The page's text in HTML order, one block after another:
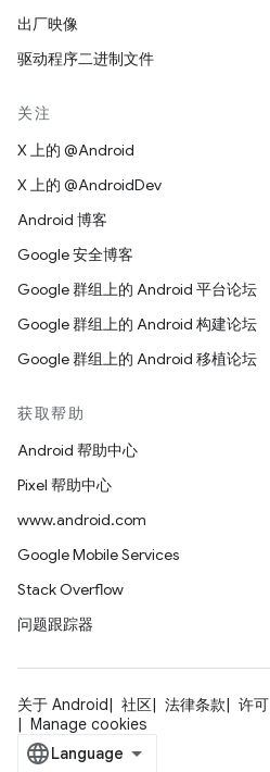
出厂映像
驱动程序二进制文件
关注
X 上的 @Android
X 上的 @AndroidDev
Android 博客
Google 安全博客
Google 群组上的 Android 平台论坛
Google 群组上的 Android 构建论坛
Google 群组上的 Android 移植论坛
获取帮助
Android 帮助中心
Pixel 帮助中心
www.android.com
Google Mobile Services
Stack Overflow
问题跟踪器
关于 Android 社区 法律条款 许可
Manage cookies